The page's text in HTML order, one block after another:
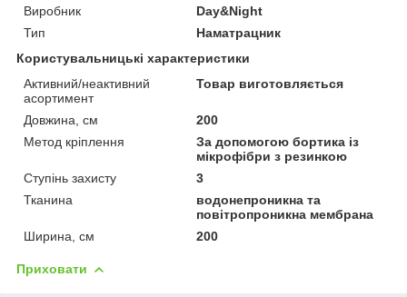
Виробник
Day&Night
Тип
Наматрацник
Користувальницькі характеристики
Активний/неактивний
асортимент
Товар виготовляється
Довжина, см
200
Метод кріплення
За допомогою бортика із
мікрофібри з резинкою
Ступінь захисту
3
Тканина
водонепроникна та
повітропроникна мембрана
Ширина, см
200
Приховати